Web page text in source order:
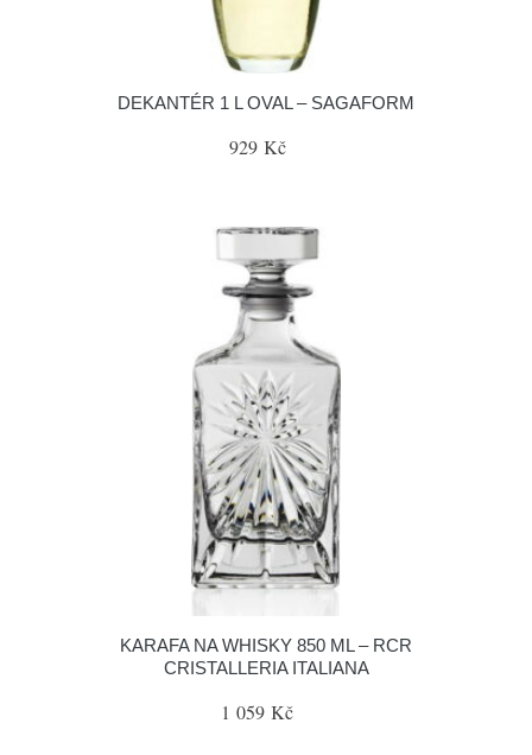
DEKANTÉR 1 L OVAL – SAGAFORM
929 Kč
KARAFA NA WHISKY 850 ML – RCR
CRISTALLERIA ITALIANA
1 059 Kč